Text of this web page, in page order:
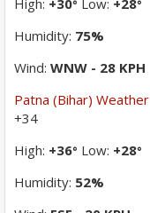
High: +30° Low: +28°
Humidity: 75%
Wind: WNW - 28 KPH
Patna (Bihar) Weather
+34
High: +36° Low: +28°
Humidity: 52%